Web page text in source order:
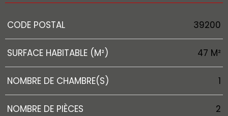
Caractérisque
CODE POSTAL 39200
SURFACE HABITABLE (M²) 47 M²
NOMBRE DE CHAMBRE(S) 1
NOMBRE DE PIÈCES 2